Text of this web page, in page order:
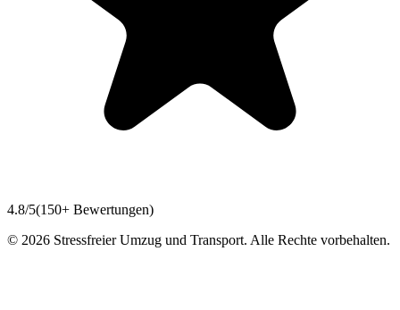
4.8/5(150+ Bewertungen)
© 2026 Stressfreier Umzug und Transport. Alle Rechte vorbehalten.